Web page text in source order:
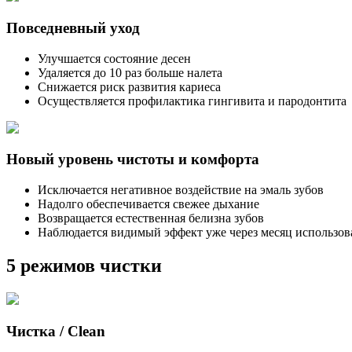
Повседневный уход
Улучшается состояние десен
Удаляется до 10 раз больше налета
Снижается риск развития кариеса
Осуществляется профилактика гингивита и пародонтита
Новый уровень чистоты и комфорта
Исключается негативное воздействие на эмаль зубов
Надолго обеспечивается свежее дыхание
Возвращается естественная белизна зубов
Наблюдается видимый эффект уже через месяц
5 режимов чистки
Чистка / Clean